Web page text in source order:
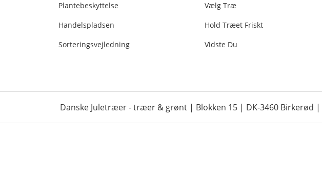
Plantebeskyttelse
Handelspladsen
Sorteringsvejledning
Vælg Træ
Hold Træet Friskt
Vidste Du
Danske Juletræer - træer & grønt | Blokken 15 | DK-3460 Birkerød |